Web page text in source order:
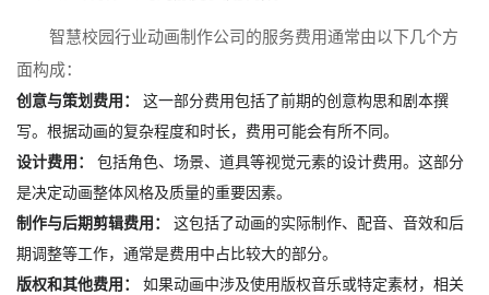
智慧校园行业动画制作公司的服务费用通常由以下几个方
面构成：
创意与策划费用： 这一部分费用包括了前期的创意构思和剧本撰
写。根据动画的复杂程度和时长，费用可能会有所不同。
设计费用： 包括角色、场景、道具等视觉元素的设计费用。这部分
是决定动画整体风格及质量的重要因素。
制作与后期剪辑费用： 这包括了动画的实际制作、配音、音效和后
期调整等工作，通常是费用中占比较大的部分。
版权和其他费用： 如果动画中涉及使用版权音乐或特定素材，相关